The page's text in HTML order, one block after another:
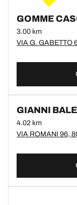
GOMME
3.00 km
GIANNI
4.02 km
VIA ROMANI 96,